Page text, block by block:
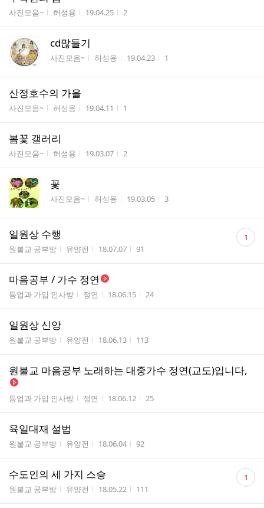
게시판명
사진모음~ 작성자
허성용 작성시간
19.04.25 조회수
2
cd많들기
게시판명
사진모음~ 작성자
허성용 작성시간
19.04.23 조회수
1
산정호수의 가을
게시판명
사진모음~ 작성자
허성용 작성시간
19.04.11 조회수
1
봄꽃 갤러리
게시판명
사진모음~ 작성자
허성용 작성시간
19.03.07 조회수
2
꽃
게시판명
사진모음~ 작성자
허성용 작성시간
19.03.05 조회수
3
일원상 수행
게시판명
원불교 공부방 작성자
유양전 작성시간
18.07.07 조회수
91
댓
글 1
마음공부 / 가수 정연
게시판명
등업과 가입 인사방 작성자
정연 작성시간
18.06.15 조회수
24
일원상 신앙
게시판명
원불교 공부방 작성자
유양전 작성시간
18.06.13 조회수
113
원불교 마음공부 노래하는 대중가수 정연(교도)입니다,
게시판명
등업과 가입 인사방 작성자
정연 작성시간
18.06.12 조회수
25
육일대재 설법
게시판명
원불교 공부방 작성자
유양전 작성시간
18.06.04 조회수
92
수도인의 세 가지 스승
게시판명
원불교 공부방 작성자
유양전 작성시간
18.05.22 조회수
111
댓
글 1